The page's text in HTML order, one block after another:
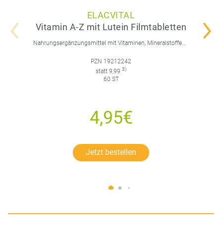
ELACVITAL
Vitamin A-Z mit Lutein Filmtabletten
Nahrungsergänzungsmittel mit Vitaminen, Mineralstoffen, Spurenelementen und Lutein.
PZN 19212242
statt 9,99 3)
60 ST
4,95€
Jetzt bestellen